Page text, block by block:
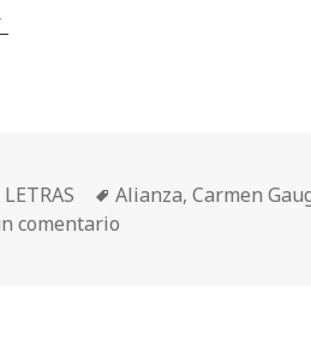
relación con espectros
Categorías
LETRAS Etiquetas
Alianza,Carmen
comentario